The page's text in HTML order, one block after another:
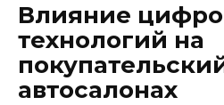
Влияние
технологий на
автосалонах